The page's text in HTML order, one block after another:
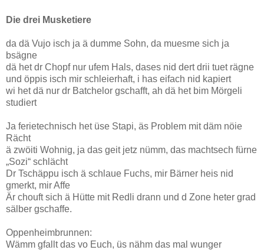
Die drei Musketiere
da dä Vujo isch ja ä dumme Sohn, da muesme sich ja
bsägne
dä het dr Chopf nur ufem Hals, dases nid dert drii tuet rägne
und öppis isch mir schleierhaft, i has eifach nid kapiert
wi het dä nur dr Batchelor gschafft, ah dä het bim Mörgeli
studiert
Ja ferietechnisch het üse Stapi, äs Problem mit däm nöie
Rächt
ä zwöiti Wohnig, ja das geit jetz nümm, das machtsech fürne
„Sozi“ schlächt
Dr Tschäppu isch ä schlaue Fuchs, mir Bärner heis nid
gmerkt, mir Affe
Är chouft sich ä Hütte mit Redli drann und d Zone heter grad
sälber gschaffe.
Oppenheimbrunnen:
Wämm gfallt das vo Euch, üs nähm das mal wunger